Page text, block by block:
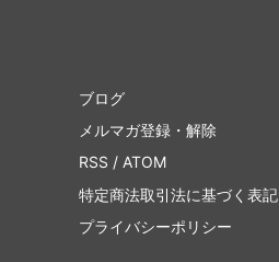
ブログ
メルマガ登録・解除
RSS / ATOM
特定商法取引法に基づく表記
プライバシーポリシー